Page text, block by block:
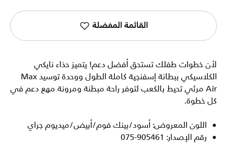
القائمة المفضلة
لأن خطوات طفلك تستحق أفضل دعم! يتميز حذاء نايكي
الكلاسيكي ببطانة إسفنجية كاملة الطول ووحدة توسيد Max
Air مرئي تحيط بالكعب لتوفر راحة مبطنة ومرونة مهع دعم في
كل خطوة.
اللون المعروض: أسود/بينك فوم/أبيض/ميديوم جراي
رقم الإصدار: 905461-075